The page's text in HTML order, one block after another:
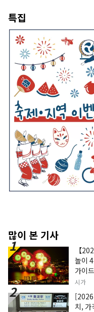
타의 매력
지역의 발
다 합니다.
특집
많이 본 기사
【
놀이
가이드
시가
[2026
치, 가